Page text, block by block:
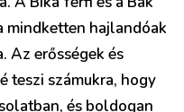
mindketten hajlandóak
Az erősségek és
teszi számukra, hogy
és boldogan